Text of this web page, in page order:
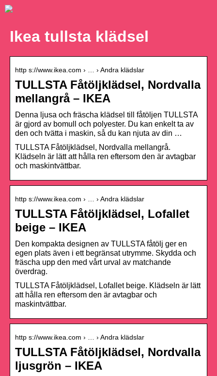
Ikea tullsta klädsel
http s://www.ikea.com › … › Andra klädslar
TULLSTA Fåtöljklädsel, Nordvalla
mellangrå – IKEA
Denna ljusa och fräscha klädsel till fåtöljen TULLSTA
är gjord av bomull och polyester. Du kan enkelt ta av
den och tvätta i maskin, så du kan njuta av din …
TULLSTA Fåtöljklädsel, Nordvalla mellangrå.
Klädseln är lätt att hålla ren eftersom den är avtagbar
och maskintvättbar.
http s://www.ikea.com › … › Andra klädslar
TULLSTA Fåtöljklädsel, Lofallet
beige – IKEA
Den kompakta designen av TULLSTA fåtölj ger en
egen plats även i ett begränsat utrymme. Skydda och
fräscha upp den med vårt urval av matchande
överdrag.
TULLSTA Fåtöljklädsel, Lofallet beige. Klädseln är lätt
att hålla ren eftersom den är avtagbar och
maskintvättbar.
http s://www.ikea.com › … › Andra klädslar
TULLSTA Fåtöljklädsel, Nordvalla
ljusgrön – IKEA